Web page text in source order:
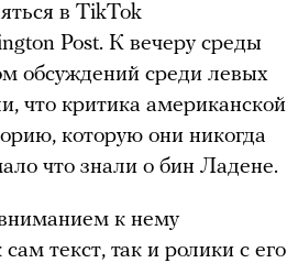
в TikTok
Post. К вечеру среды
обсуждений среди левых
что критика американской
которую они никогда
что знали о бин Ладене.
к нему
текст, так и ролики с его